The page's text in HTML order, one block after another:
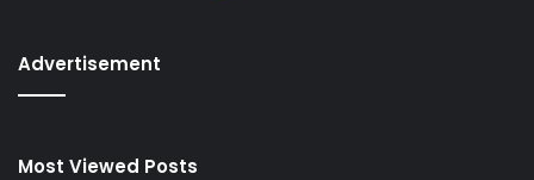
Advertisement
Most Viewed Posts